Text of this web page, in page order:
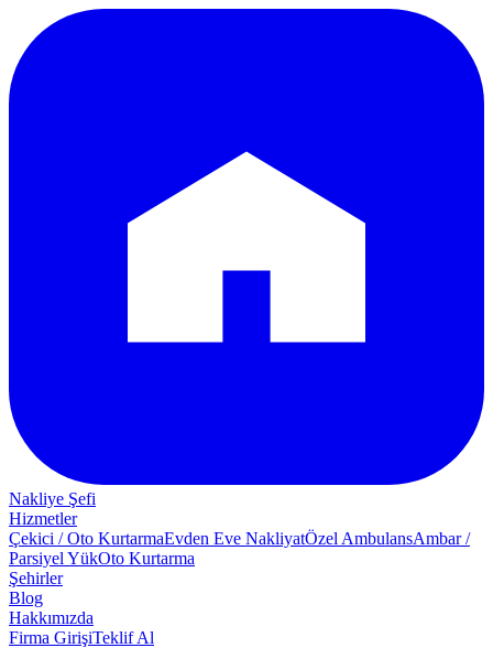
Nakliye Şefi
Hizmetler
Çekici / Oto KurtarmaEvden Eve NakliyatÖzel AmbulansAmbar /
Parsiyel YükOto Kurtarma
Şehirler
Blog
Hakkımızda
Firma GirişiTeklif Al